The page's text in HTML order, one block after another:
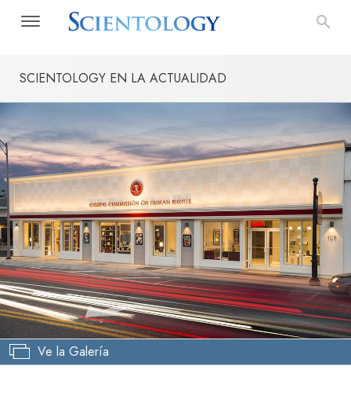
SCIENTOLOGY EN LA ACTUALIDAD
Ve la Galería